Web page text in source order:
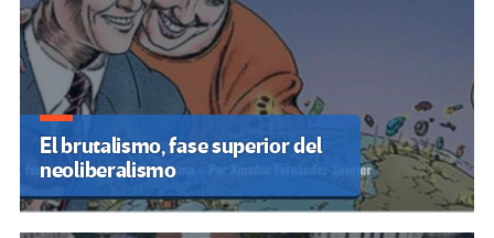
El brutalismo, fase superior del
neoliberalismo